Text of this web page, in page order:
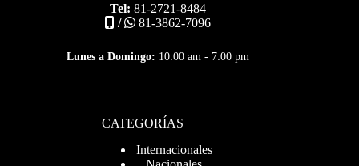
Tel: 81-2721-8484
/
81-3862-7096
Lunes a Domingo: 10:00 am - 7:00 pm
CATEGORÍAS
Internacionales